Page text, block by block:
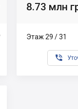
8.73 млн
Этаж 29 / 31
